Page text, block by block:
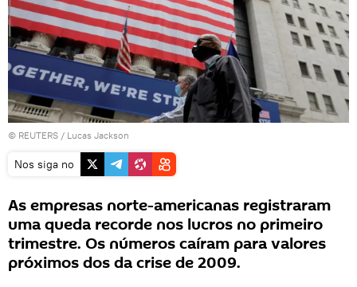
© REUTERS / Lucas Jackson
Nos siga no
As empresas norte-americanas registraram
uma queda recorde nos lucros no primeiro
trimestre. Os números caíram para valores
próximos dos da crise de 2009.